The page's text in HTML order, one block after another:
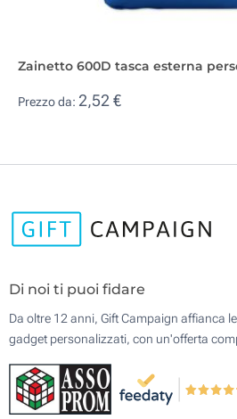
Zainetto 600D tasca esterna
Prezzo da: 2,52 €
Di noi ti puoi fidare
Da oltre 12 anni, Gift Campaign affianca
gadget personalizzati, con un'offerta